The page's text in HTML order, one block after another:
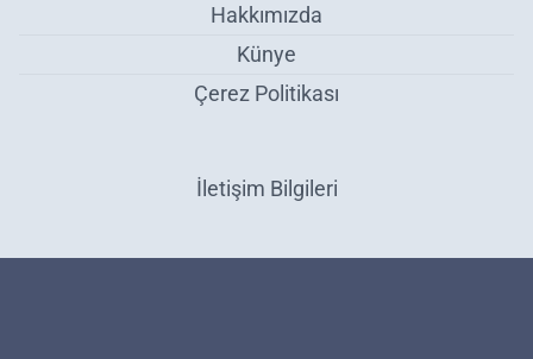
Hakkımızda
Künye
Çerez Politikası
İletişim Bilgileri